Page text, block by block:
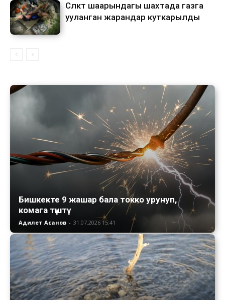
Сүлүктү шаарындагы шахтада газга
ууланган жарандар куткарылды
Бишкекте 9 жашар бала токко урунуп,
комага түштү
Адилет Асанов - 31.07.2026 15:41